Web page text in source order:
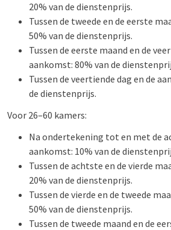
20% van de dienstenprijs.
Tussen de tweede en de eerste
50% van de dienstenprijs.
Tussen de eerste maand en de
aankomst: 80% van de
Tussen de veertiende dag en de
de dienstenprijs.
Voor 26–60 kamers:
Na ondertekening tot en met de
aankomst: 10% van de
Tussen de achtste en de vierde
20% van de dienstenprijs.
Tussen de vierde en de tweede
50% van de dienstenprijs.
Tussen de tweede maand en de